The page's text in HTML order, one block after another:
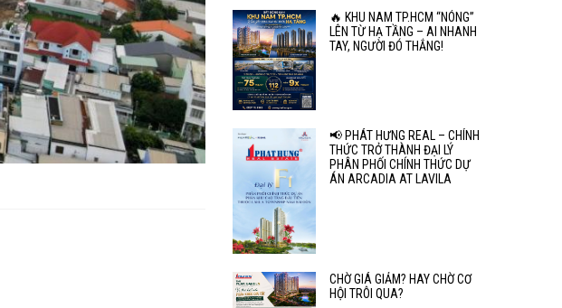
🔥 KHU NAM TP.HCM “NÓNG”
LÊN TỪ HẠ TẦNG – AI NHANH
TAY, NGƯỜI ĐÓ THẮNG!
📢 PHÁT HƯNG REAL – CHÍNH
THỨC TRỞ THÀNH ĐẠI LÝ
PHÂN PHỐI CHÍNH THỨC DỰ
ÁN ARCADIA AT LAVILA
CHỜ GIÁ GIẢM? HAY CHỜ CƠ
HỘI TRÔI QUA?